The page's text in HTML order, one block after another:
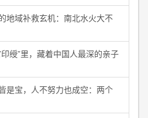
地域补救玄机：南北水火大不
印绶”里，藏着中国人最深的亲子
是宝，人不努力也成空：两个